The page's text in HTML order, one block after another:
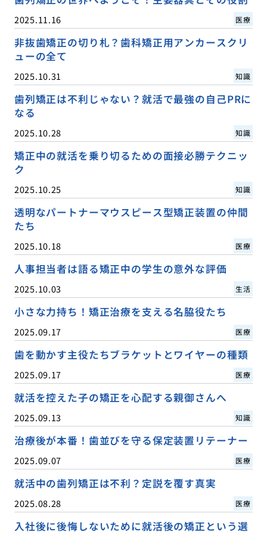
2025.11.16 医療
非抜歯矯正の切り札？歯科矯正用アンカースクリ
ューの全て
2025.10.31 知識
歯列矯正は不利じゃない？就活で最強の自己PRに
なる
2025.10.28 知識
矯正中の就活を乗り切るための面接必勝テクニッ
ク
2025.10.25 知識
透明なパートナーマウスピース型矯正装置の仲間
たち
2025.10.18 医療
人事担当者は語る矯正中の学生の意外な評価
2025.10.03 生活
小さな力持ち！矯正治療を支える名脇役たち
2025.09.17 医療
歯を動かす主役たちブラケットとワイヤーの種類
2025.09.17 医療
就活を控えた子の矯正を心配する親御さんへ
2025.09.13 知識
治療後が本番！歯並びを守る保定装置リテーナー
2025.09.07 医療
就活中の歯列矯正は不利？定説を覆す真実
2025.08.28 医療
入社後に後悔しないために就活後の矯正という選